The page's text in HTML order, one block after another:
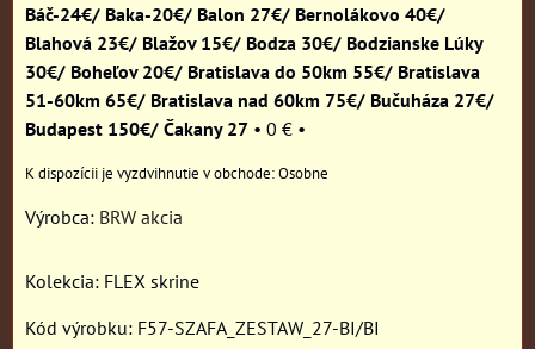
Báč-24€/ Baka-20€/ Balon 27€/ Bernolákovo 40€/
Blahová 23€/ Blažov 15€/ Bodza 30€/ Bodzianske Lúky
30€/ Boheľov 20€/ Bratislava do 50km 55€/ Bratislava
51-60km 65€/ Bratislava nad 60km 75€/ Bučuháza 27€/
Budapest 150€/ Čakany 27 • 0 € •
Osobne
Výrobca: BRW akcia
Kolekcia: FLEX skrine
Kód výrobku: F57-SZAFA_ZESTAW_27-BI/BI